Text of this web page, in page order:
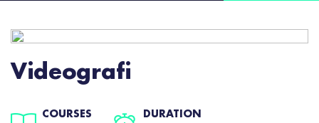
Videografi
COURSES DURATION